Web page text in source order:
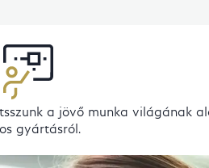
a jövő munka világának
gyártásról.